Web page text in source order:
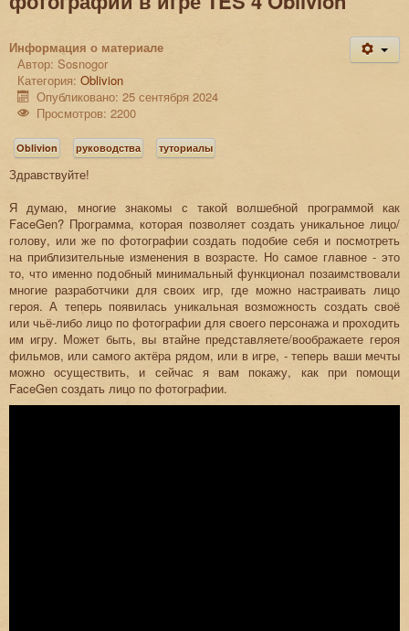
Информация о материале
Автор: Sosnogor
Категория: Oblivion
Опубликовано: 25 сентября 2024
Просмотров: 2200
Oblivion руководства туториалы
Здравствуйте!
Я думаю, многие знакомы с такой волшебной программой как
FaceGen? Программа, которая позволяет создать уникальное лицо/
голову, или же по фотографии создать подобие себя и посмотреть
на приблизительные изменения в возрасте. Но самое главное - это
то, что именно подобный минимальный функционал позаимствовали
многие разработчики для своих игр, где можно настраивать лицо
героя. А теперь появилась уникальная возможность создать своё
или чьё-либо лицо по фотографии для своего персонажа и проходить
им игру. Может быть, вы втайне представляете/воображаете героя
фильмов, или самого актёра рядом, или в игре, - теперь ваши мечты
можно осуществить, и сейчас я вам покажу, как при помощи
FaceGen создать лицо по фотографии.